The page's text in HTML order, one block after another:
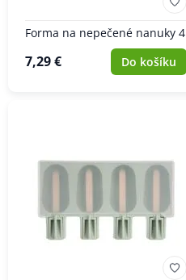
Forma na nepečené nanuky 4
7,29 € Do košíku